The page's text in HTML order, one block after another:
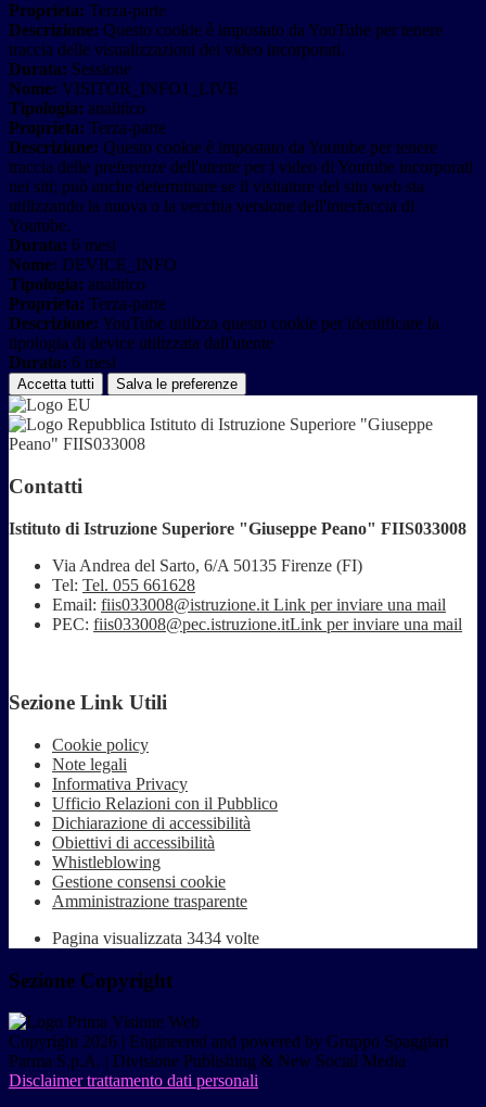
Proprieta: Terza-parte
Descrizione: Questo cookie è impostato da YouTube per tenere
traccia delle visualizzazioni dei video incorporati.
Durata: Sessione
Nome: VISITOR_INFO1_LIVE
Tipologia: analitico
Proprieta: Terza-parte
Descrizione: Questo cookie è impostato da Youtube per tenere
traccia delle preferenze dell'utente per i video di Youtube incorporati
nei siti; può anche determinare se il visitatore del sito web sta
utilizzando la nuova o la vecchia versione dell'interfaccia di
Youtube.
Durata: 6 mesi
Nome: DEVICE_INFO
Tipologia: analitico
Proprieta: Terza-parte
Descrizione: YouTube utilizza questo cookie per identificare la
tipologia di device utilizzata dall'utente
Durata: 6 mesi
Accetta tutti Salva le preferenze
Istituto di Istruzione Superiore "Giuseppe
Peano" FIIS033008
Contatti
Istituto di Istruzione Superiore "Giuseppe Peano" FIIS033008
Via Andrea del Sarto, 6/A 50135 Firenze (FI)
Tel: Tel. 055 661628
Email: fiis033008@istruzione.it Link per inviare una mail
PEC: fiis033008@pec.istruzione.itLink per inviare una mail
Sezione Link Utili
Cookie policy
Note legali
Informativa Privacy
Ufficio Relazioni con il Pubblico
Dichiarazione di accessibilità
Obiettivi di accessibilità
Whistleblowing
Gestione consensi cookie
Amministrazione trasparente
Pagina visualizzata 3434 volte
Sezione Copyright
Copyright 2026 | Engineered and powered by Gruppo Spaggiari
Parma S.p.A. | Divisione Publishing & New Social Media
Disclaimer trattamento dati personali